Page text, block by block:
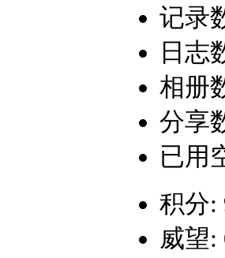
记录
日志
相册
分享
已用
积分:
威望: